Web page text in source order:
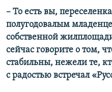
– То есть вы,
полугодовалым
собственной
сейчас говорите о том,
стабильны, нежели те,
с радостью встречал